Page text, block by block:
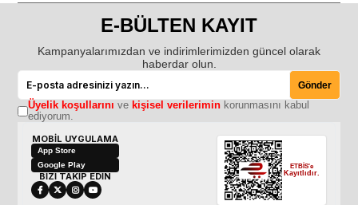
E-BÜLTEN KAYIT
Kampanyalarımızdan ve indirimlerimizden güncel olarak
haberdar olun.
Gönder
Üyelik koşullarını ve kişisel verileriminkorunmasını kabul
ediyorum.
MOBİL UYGULAMA
App Store
Google Play
BİZİ TAKİP EDİN
ETBİS'e
Kayıtlıdır.